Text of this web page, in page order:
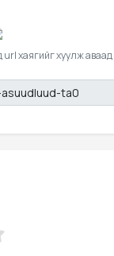
хаягийг хуулж аваад